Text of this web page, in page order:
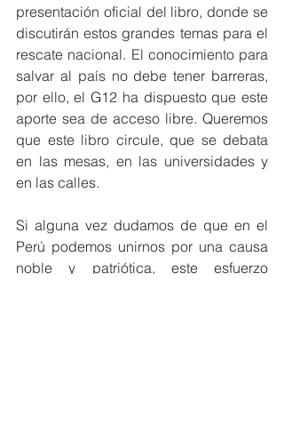
presentación oficial del libro, donde se
discutirán estos grandes temas para el
rescate nacional. El conocimiento para
salvar al país no debe tener barreras,
por ello, el G12 ha dispuesto que este
aporte sea de acceso libre. Queremos
que este libro circule, que se debata
en las mesas, en las universidades y
en las calles.
Si alguna vez dudamos de que en el
Perú podemos unirnos por una causa
noble y patriótica, este esfuerzo